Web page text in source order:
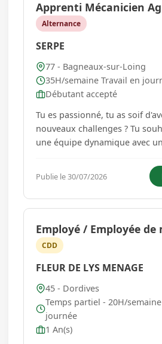
Apprenti Mécanicien
Alternance
SERPE
77 - Bagneaux-sur-Loing
35H/semaine Travail en
Débutant accepté
Tu es passionné, tu as soif
nouveaux challenges ? Tu
une équipe dynamique avec
(H/F) afin d'intégrer et
de Bagneaux-sur-Loing (77)...
Publie le 30/07/2026
Employé / Employée de
CDD
FLEUR DE LYS MENAGE
45 - Dordives
Temps partiel - 20H/
journée
1 An(s)